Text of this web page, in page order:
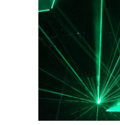
keuze voor
Wat is een
wanneer
Wonen in
Wanneer is het
graafmachine
kopen?